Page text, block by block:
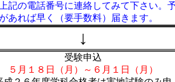
記の電話番号に連絡してみて下さい。
あれば早く（要手数料）届きます。
↓
受験申込
５月１８日（月）～６月１日（月）